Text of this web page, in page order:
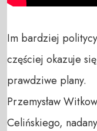
Im bardziej
częściej okazuje
prawdziwe plany.
Przemysław
Celińskiego,